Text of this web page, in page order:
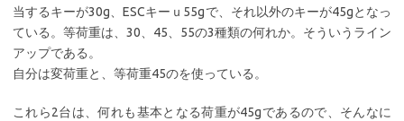
当するキーが30g、ESCキーｕ55gで、それ以外のキーが45gとなっ
ている。等荷重は、30、45、55の3種類の何れか。そういうライン
アップである。
自分は変荷重と、等荷重45のを使っている。
これら2台は、何れも基本となる荷重が45gであるので、そんなに